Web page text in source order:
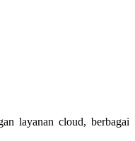
layanan cloud, berbagai